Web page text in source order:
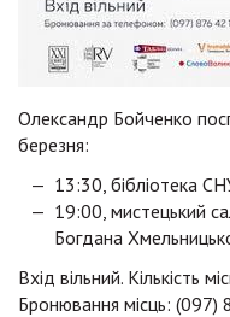
Олександр Бойченко
березня:
13:30, бібліотека
19:00, мистецький
Богдана
Вхід вільний. Кількість
Бронювання місць: